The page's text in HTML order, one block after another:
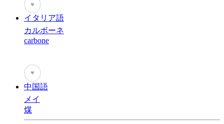
♥
イタリア語
カルボーネ
carbone
♥
中国語
メイ
煤